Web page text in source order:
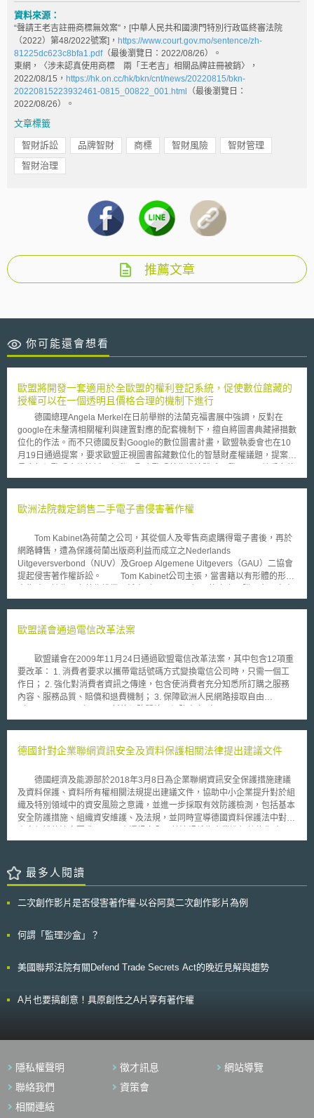
資料來源：
“聲請王老吉註冊商標無效案”，[中華人民共和國澳門特別行政區終審法院
（2022）第48/2022號案]， https://www.court.gov.mo/sentence/zh-
81225dc623c8bfa1.pdf（最後瀏覽日：2022/08/26）。
東網，〈涉未認真使用商標 兩「王老吉」相關品牌註冊被銷〉，
2022/08/15， https://hk.on.cc/hk/bkn/cnt/news/20220815/bkn-
20220815223932461-0815_00822_001.html
（最後瀏覽日：
2022/08/26）。
文章標籤
智財訴訟 品牌智財 商標 智財風險
智財管理
智財治理
推薦文章
你可能還會想看
歐盟將開發一套適用於全歐盟的權利登記系統，促使數位館藏的
授權可以在一個透明且價格合理的機制下進行
德國總理Angela Merkel在日前舉辦的法蘭克福書展中強調，反對在
google在未釐清相關權利與建置對應的配套機制下，擅自將圖書典藏掃描數
位化的作法。而不只德國反對Google的數位圖書計畫，歐盟執委會也在10
月19日通過提案，要求歐盟正視圖書館藏數位化的智慧財產權議題，提案委
歐盟館藏數位化方案。 然在館藏書籍數位化的過程中，有必要先解決
境。據估計，英國圖書館館藏就有40%屬於孤兒著作。為找出一套簡易的授
Plus計畫架構下，於2008年11月便開始所謂「ARROW行動方案
（Accessible Registries of Rights Information and Orphan Works）」，希
望透過各國圖書館、著作權集體管理團體、出版商間的參與，整合歐盟境內
不同的權利登記機制，共同開發出一套適用於全歐盟的權利登記系統，清楚
顯示歐盟境內各種著作的權利狀態，促使數位館藏的授權可以在一個透明且
歐盟針對圖書數位化的政策與討論，以及google數位圖書協議後續協商的結
歐洲法院裁定銷售二手電子書侵害著作權
Tom Kabinet為荷蘭之公司，其從個人及零售商處購得電子書後，再於
網路轉售，遭為保護荷蘭出版商利益而成立之Nederlands
Uitgeversverbond（NUV）及Groep Algemene Uitgevers（GAU）二協會
提起侵害著作權訴訟。 Tom Kabinet公司主張，當書籍以有形體的形式
出售，而不會侵害作者或出版者的智慧財產權，此原則亦應適用於數位重製
為，構成著作權指令（Directive 2001/29/EC）所指在未經授權的情形下，
了裁決，法院援引世界智慧財產權組織（World Intellectual Property
Organization）的著作權條約（Copyright Treaty），認為著作權的耗盡原
則僅適用在著作權指令第4條的散布權（Distribution right），且是散布實體
物，例如有形的書籍。而著作權指令第3條所指「向大眾公開（作者的）作
品權利」（Right of communication to the public of works），係賦予作者
眾轉售經下載且得永久使用的電子書之行為，並非散布權，而是向大眾傳播
在轉售電子書前，須先取得作者的同意。 針對歐盟法院此一裁定，
亦會影響音樂和電影產業，讓音樂和電影的下載拷貝版本同樣也無法再轉
售。
歐盟議會通過電信改革法案
歐盟議會在2009年11月24日通過歐盟電信改革法案，其中包含12項重
要改革： 1. 消費者要求以攜帶電話號碼方式變換電信公司時，只需一個工
作日； 2. 強化對消費者資訊之傳達，包含使消費者充分知悉所訂購之服務
內容、服務品質、賠償和退費機制； 3. 保障歐洲人民網路接取自由
net）保護措施，賦予國家及權責機關，得對網路服務之最低品質限度做出
響； 5. 消費者個人資料保護及垃圾郵件（spam）之處理； 6. 更方便的緊急
力確保公平競爭和電信市場規範之一致性； 9. 歐洲執委會被授予法規範補
償制度之檢視權利； 10. 在面臨競爭問題時，國家通信機構可採取功能性分
離（Function Separation）措施； 11. 加速全歐洲之寬頻接取普及率； 12.
鼓勵對下世代網路（NGA）之競爭與投資。 至於先前飽受爭議之三振
法案，在多方溝通下，歐盟議會決議，人民之網路自由，是歐洲公民重要之
之權利。
德國針對企業聯網資訊安全及資料保護相關法律提出建議文件
德國經濟及能源部於2018年3月8日為企業聯網資訊安全保護措施建議
及資料保護、資料所有權相關法規提出建議文件，協助中小企業提升對於組
織及特別領域中的資安風險之意識，並進一步採取有效防護檢測，包括基本
安全防護措施、組織資安維護、及法規，並同時宣導德國資料保護法中對於
涉及確保法的安定性（Rechtssicherheit）之議題。例如：應如何保護處理
遺失，誰應承擔責任？唯有釐清上述相關等問題時，方能建立必要的信任。
而在德國聯邦資料保護法，歐盟一般個人資料保護法、歐盟網路與資訊安全
框架。但是，由於數位化的發展，新的法律問題不斷出現，目前的法律框架
或是誰可擁有機器協作所產生的資料？因此，未來勢必應針對相關問題進行
任主題之實際問題，以促進相關數位化創新。另一方面，為了能夠推導出現
題，人工智慧使用，外包IT解決方案，及雲端計算等核心等問題，政府應協
最多人閱讀
二次創作影片是否侵害著作權-以谷阿莫二次創作影片為例
何謂「監理沙盒」？
美國聯邦法院有關Defend Trade Secrets Act的晚近見解與趨勢
A片也要搞創意！具原創性之A片享有著作權
隱私權聲明 徵才訊息
網站導覽
聯絡我們
資策會
相關連結